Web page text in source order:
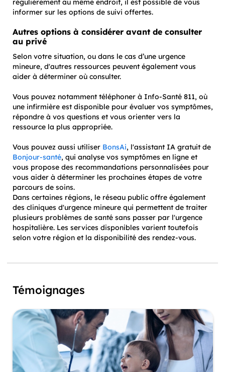
régulièrement au même endroit, il est possible de vous
informer sur les options de suivi offertes.
Autres options à considérer avant de consulter
au privé
Selon votre situation, ou dans le cas d’une urgence
mineure, d'autres ressources peuvent également vous
aider à déterminer où consulter.
Vous pouvez notamment téléphoner à Info-Santé 811, où
une infirmière est disponible pour évaluer vos symptômes,
répondre à vos questions et vous orienter vers la
ressource la plus appropriée.
Vous pouvez aussi utiliser BonsAi, l'assistant IA gratuit de
Bonjour-santé, qui analyse vos symptômes en ligne et
vous propose des recommandations personnalisées pour
vous aider à déterminer les prochaines étapes de votre
parcours de soins.
Dans certaines régions, le réseau public offre également
des cliniques d'urgence mineure qui permettent de traiter
plusieurs problèmes de santé sans passer par l'urgence
hospitalière. Les services disponibles varient toutefois
selon votre région et la disponibilité des rendez-vous.
Témoignages